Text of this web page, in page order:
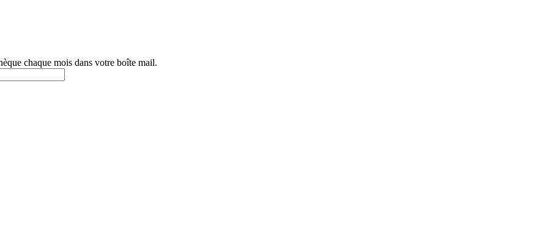
chaque mois dans votre boîte mail.